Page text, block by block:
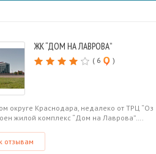
ЖК “ДОМ НА ЛАВРОВА”
( 6 )
округе Краснодара, недалеко от ТРЦ “Оз
жилой комплекс “Дом на Лаврова”….
отзывам